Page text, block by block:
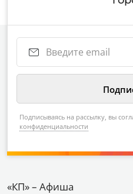
Подписываясь на рассылку, вы
конфиденциальности
«КП» – Афиша